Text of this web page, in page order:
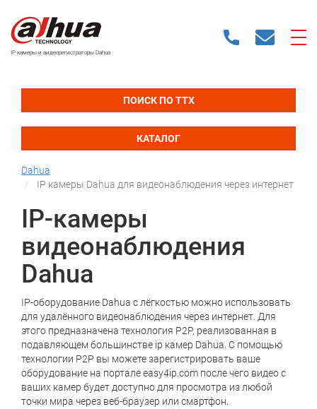
IP камеры и видеорегистраторы Dahua
ПОИСК ПО ТТХ
КАТАЛОГ
Dahua
IP камеры Dahua для видеонаблюдения через интернет
IP-камеры
видеонаблюдения
Dahua
IP-оборудование Dahua с лёгкостью можно использовать
для удалённого видеонаблюдения через интернет. Для
этого предназначена технология P2P, реализованная в
подавляющем большинстве ip камер Dahua. С помощью
технологии P2P вы можете зарегистрировать ваше
оборудование на портале easy4ip.com после чего видео с
ваших камер будет доступно для просмотра из любой
точки мира через веб-браузер или смартфон.